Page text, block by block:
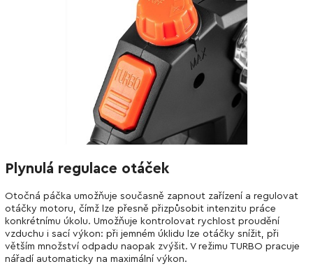
Plynulá regulace otáček
Otočná páčka umožňuje současně zapnout zařízení a regulovat
otáčky motoru, čímž lze přesně přizpůsobit intenzitu práce
konkrétnímu úkolu. Umožňuje kontrolovat rychlost proudění
vzduchu i sací výkon: při jemném úklidu lze otáčky snížit, při
větším množství odpadu naopak zvýšit. V režimu TURBO pracuje
nářadí automaticky na maximální výkon.